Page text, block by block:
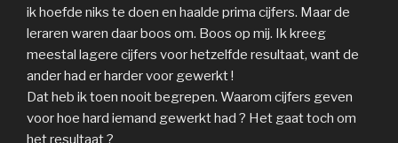
ik hoefde niks te doen en haalde prima cijfers. Maar de
leraren waren daar boos om. Boos op mij. Ik kreeg
meestal lagere cijfers voor hetzelfde resultaat, want de
ander had er harder voor gewerkt !
Dat heb ik toen nooit begrepen. Waarom cijfers geven
voor hoe hard iemand gewerkt had ? Het gaat toch om
het resultaat ?